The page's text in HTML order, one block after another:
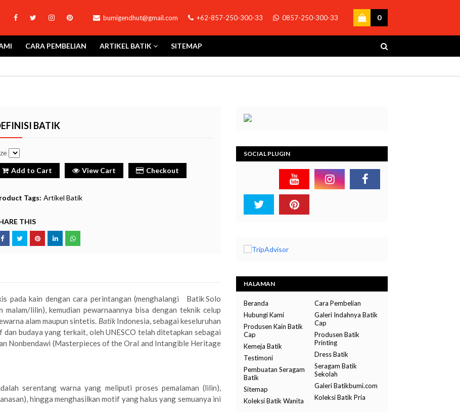
bumigendhut@gmail.com +62-857-250-300-33 0857-250-300-33 0
CARA PEMBELIAN ARTIKEL BATIK SITEMAP
BATIK
Add to Cart View Cart Checkout
Tags: Artikel Batik
THIS
Batik Solo
pada kain dengan cara perintangan (menghalangi
malam/lilin), kemudian pewarnaannya bisa dengan teknik celup
alam maupun sintetis. BatikIndonesia, sebagai keseluruhan
budaya yang terkait, oleh UNESCO telah ditetapkan sebagai
Nonbendawi (Masterpieces of the Oral and Intangible Heritage
serentang warna yang meliputi proses pemalaman (lilin),
hingga menghasilkan motif yang halus yang semuanya ini
SOCIAL PLUGIN
HALAMAN
Beranda
Cara Pembelian
Hubungi Kami
Galeri Indahnya Batik
Cap
Produsen Kain Batik
Cap
Produsen Batik
Printing
Kemeja Batik
Dress Batik
Testimoni
Seragam Batik
Sekolah
Pembuatan Seragam
Batik
Galeri Batikbumi.com
Sitemap
Koleksi Batik Pria
Koleksi Batik Wanita